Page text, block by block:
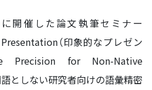
に開催した論文執筆セミナー
（印象的なプレゼン
Precision for Non-Native
としない研究者向けの語彙精密